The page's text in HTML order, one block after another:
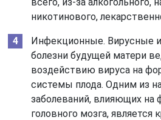
никотинового,
Инфекционные. Вирусные
болезни будущей матери
воздействию вируса на
системы плода. Одним из
заболеваний, влияющих на
головного мозга, является